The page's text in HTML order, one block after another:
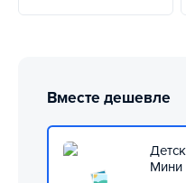
Вместе дешевле
Мини